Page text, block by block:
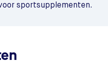
sportsupplementen.